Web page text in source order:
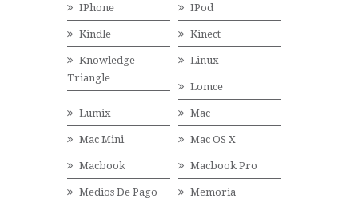
IPhone IPod
Kindle Kinect
Knowledge
Triangle
Linux
Lomce
Lumix Mac
Mac Mini Mac OS X
Macbook Macbook Pro
Medios De Pago Memoria